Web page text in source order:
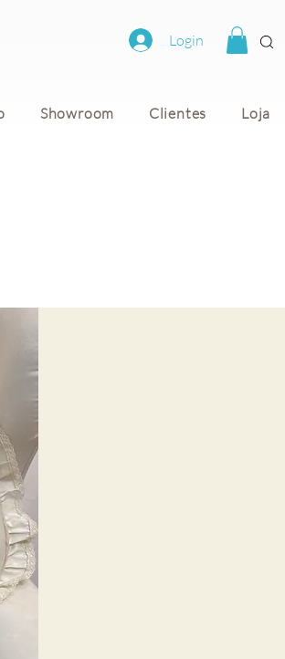
Login
Showroom Clientes Loja